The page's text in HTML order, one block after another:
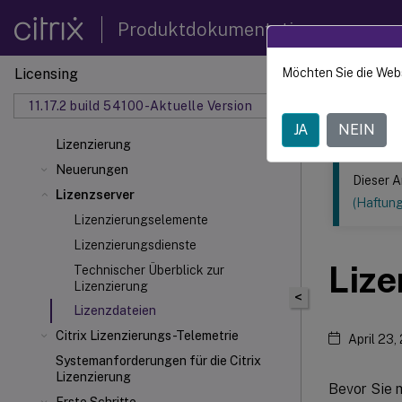
Produktdokumentation
Licensing
11.17.2 build 54100-Aktuelle Version
Lizenzierung
Neuerungen
Lizenzserver
Lizenzierungselemente
Lizenzierungsdienste
Technischer Überblick zur
Lizenzierung
Lizenzdateien
Citrix Lizenzierungs-Telemetrie
Systemanforderungen für die Citrix
Lizenzierung
Dieser Inhalt
<
Dieser
April 23,
Bevor Sie
Möchten Sie die
JA NEIN